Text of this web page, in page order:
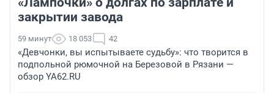
закрытии завода
59 минут 18 053 42
«Девчонки, вы испытываете судьбу»: что творится в
подпольной рюмочной на Березовой в Рязани —
обзор YA62.RU